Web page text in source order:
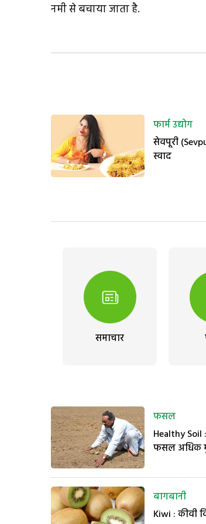
नमी से बचाया जाता है.
फार्म उद्योग
सेवपूरी
स्वाद
समाचार
फसल
Healthy Soil
फसल अधिक
बागबानी
Kiwi : कीवी